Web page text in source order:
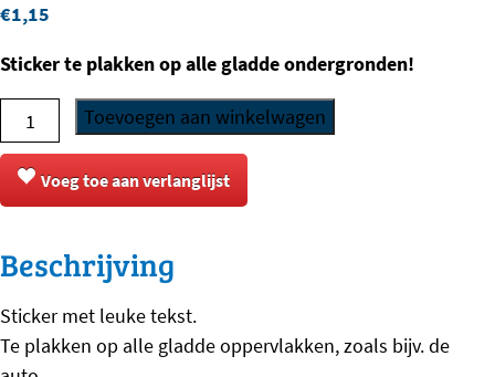
€1,15
Sticker te plakken op alle gladde ondergronden!
Sticker
-
Love
Mechelaar
Toevoegen aan winkelwagen
Voeg toe aan verlanglijst
Beschrijving
Sticker met leuke tekst.
Te plakken op alle gladde oppervlakken, zoals bijv. de